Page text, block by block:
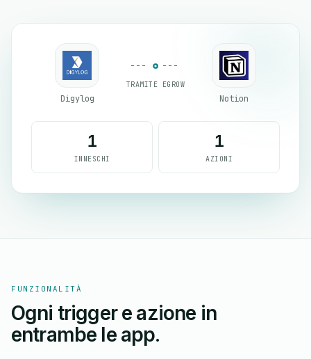
Digylog
TRAMITE EGROW
Notion
1
INNESCHI
1
AZIONI
FUNZIONALITÀ
Ogni trigger e azione in
entrambe le app.